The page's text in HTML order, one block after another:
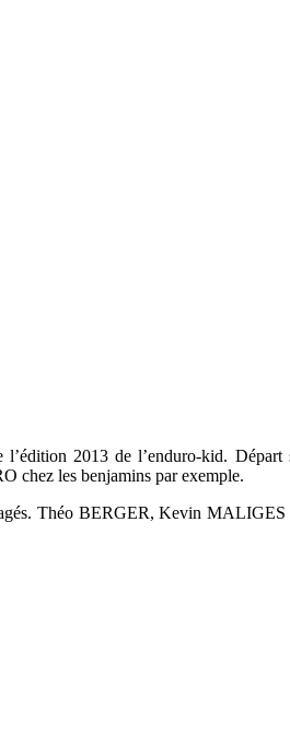
2013 de l’enduro-kid.
chez les benjamins par exemple.
Théo BERGER, Kevin